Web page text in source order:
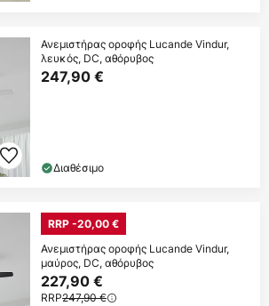
Ανεμιστήρας οροφής Lucande Vindur,
λευκός, DC, αθόρυβος
247,90 €
Διαθέσιμο
RRP -20,00 €
Ανεμιστήρας οροφής Lucande Vindur,
μαύρος, DC, αθόρυβος
227,90 €
RRP247,90 €